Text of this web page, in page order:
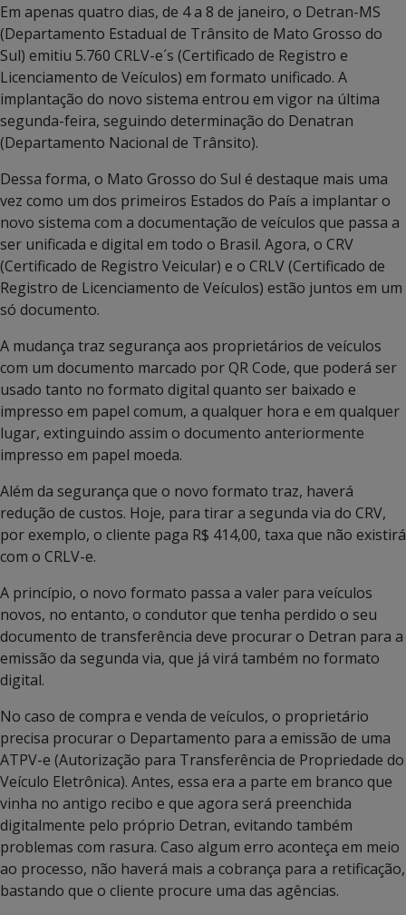
Em apenas quatro dias, de 4 a 8 de janeiro, o Detran-MS
(Departamento Estadual de Trânsito de Mato Grosso do
Sul) emitiu 5.760 CRLV-e´s (Certificado de Registro e
Licenciamento de Veículos) em formato unificado. A
implantação do novo sistema entrou em vigor na última
segunda-feira, seguindo determinação do Denatran
(Departamento Nacional de Trânsito).
Dessa forma, o Mato Grosso do Sul é destaque mais uma
vez como um dos primeiros Estados do País a implantar o
novo sistema com a documentação de veículos que passa a
ser unificada e digital em todo o Brasil. Agora, o CRV
(Certificado de Registro Veicular) e o CRLV (Certificado de
Registro de Licenciamento de Veículos) estão juntos em um
só documento.
A mudança traz segurança aos proprietários de veículos
com um documento marcado por QR Code, que poderá ser
usado tanto no formato digital quanto ser baixado e
impresso em papel comum, a qualquer hora e em qualquer
lugar, extinguindo assim o documento anteriormente
impresso em papel moeda.
Além da segurança que o novo formato traz, haverá
redução de custos. Hoje, para tirar a segunda via do CRV,
por exemplo, o cliente paga R$ 414,00, taxa que não existirá
com o CRLV-e.
A princípio, o novo formato passa a valer para veículos
novos, no entanto, o condutor que tenha perdido o seu
documento de transferência deve procurar o Detran para a
emissão da segunda via, que já virá também no formato
digital.
No caso de compra e venda de veículos, o proprietário
precisa procurar o Departamento para a emissão de uma
ATPV-e (Autorização para Transferência de Propriedade do
Veículo Eletrônica). Antes, essa era a parte em branco que
vinha no antigo recibo e que agora será preenchida
digitalmente pelo próprio Detran, evitando também
problemas com rasura. Caso algum erro aconteça em meio
ao processo, não haverá mais a cobrança para a retificação,
bastando que o cliente procure uma das agências.